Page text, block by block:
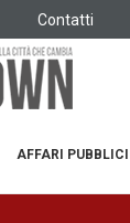
Contatti
AFFARI PUBBLICI